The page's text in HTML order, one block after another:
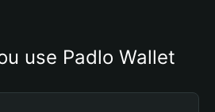
use Padlo Wallet